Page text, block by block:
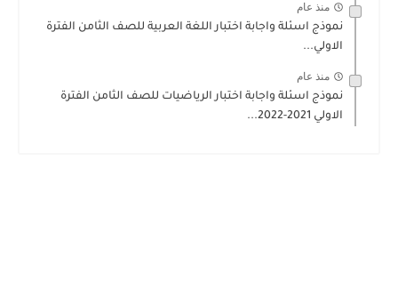
منذ عام
نموذج اسئلة واجابة اختبار اللغة العربية للصف الثامن الفترة
الاولي...
منذ عام
نموذج اسئلة واجابة اختبار الرياضيات للصف الثامن الفترة
الاولي 2021-2022...